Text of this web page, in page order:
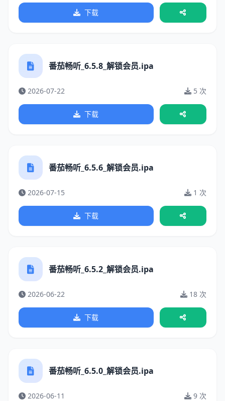
下载
番茄畅听_6.5.8_解锁会员.ipa
2026-07-22 5 次
下载
番茄畅听_6.5.6_解锁会员.ipa
2026-07-15 1 次
下载
番茄畅听_6.5.2_解锁会员.ipa
2026-06-22 18 次
下载
番茄畅听_6.5.0_解锁会员.ipa
2026-06-11 9 次